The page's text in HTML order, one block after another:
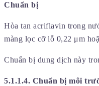
Chuẩn bị
Hòa tan acriflavin trong
màng lọc cỡ lỗ 0,22 μm
Chuẩn bị dung dịch này
5.1.1.4. Chuẩn bị môi